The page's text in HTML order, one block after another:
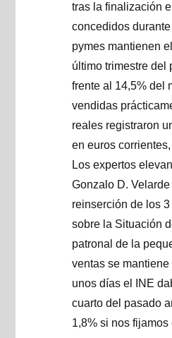
tras la finalización
concedidos
pymes mantienen
último trimestre del
frente al 14,5% del
vendidas
reales registraron
en euros
Los expertos
Gonzalo D.
reinserción de los
sobre la Situación
patronal de la
ventas se
unos días el INE
cuarto del pasado
1,8% si nos